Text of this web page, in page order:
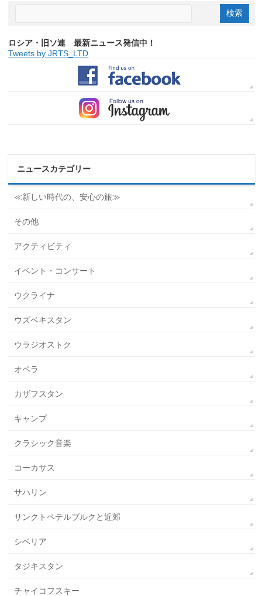
ロシア・旧ソ連 最新ニュース発信中！
Tweets by JRTS_LTD
ニュースカテゴリー
≪新しい時代の、安心の旅≫
その他
アクティビティ
イベント・コンサート
ウクライナ
ウズベキスタン
ウラジオストク
オペラ
カザフスタン
キャンプ
クラシック音楽
コーカサス
サハリン
サンクトペテルブルクと近郊
シベリア
タジキスタン
チャイコフスキー